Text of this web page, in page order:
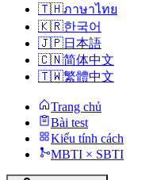
🇹🇭ภาษาไทย
🇰🇷한국어
🇯🇵日本語
🇨🇳简体中文
🇹🇼繁體中文
Trang chủ
Bài test
Kiểu tính cách
MBTI × SBTI